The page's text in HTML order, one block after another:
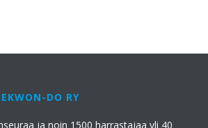
DO RY
ja noin 1500 harrastajaa yli 40